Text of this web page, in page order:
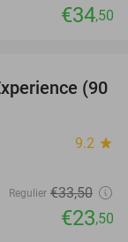
€34,50
30%
(90
9.2 star
Regulier €33,50
€23,50